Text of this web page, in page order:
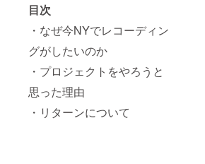
目次
・なぜ今NYでレコーディン
グがしたいのか
・プロジェクトをやろうと
思った理由
・リターンについて